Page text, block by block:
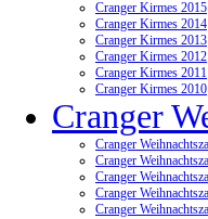
Cranger Kirmes 2015
Cranger Kirmes 2014
Cranger Kirmes 2013
Cranger Kirmes 2012
Cranger Kirmes 2011
Cranger Kirmes 2010
Cranger
Cranger
Cranger
Cranger
Cranger
Cranger